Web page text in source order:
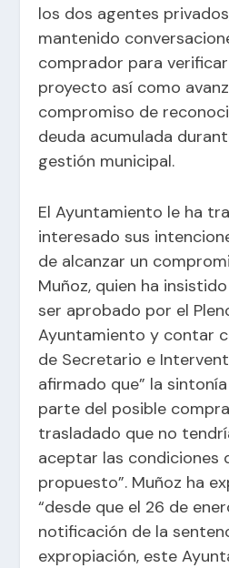
los dos agentes
mantenido
comprador para
proyecto así como
compromiso de
deuda acumulada
gestión municipal.
El Ayuntamiento le ha
interesado sus
de alcanzar un
Muñoz, quien ha
ser aprobado por el
Ayuntamiento y contar
de Secretario e
afirmado que” la
parte del posible
trasladado que no
aceptar las condiciones
propuesto”. Muñoz ha
“desde que el 26 de
notificación de la
expropiación, este